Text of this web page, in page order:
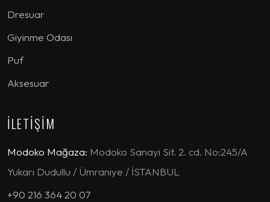
Dresuar
Giyinme Odası
Puf
Aksesuar
İLETİŞİM
Modoko Mağaza: Modoko Sanayi Sit. 2. cd. No:245/A
Yukarı Dudullu / Ümraniye / İSTANBUL
+90 216 364 20 07